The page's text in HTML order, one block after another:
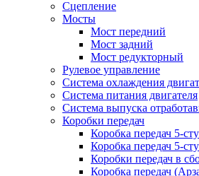
Сцепление
Мосты
Мост передний
Мост задний
Мост редукторный
Рулевое управление
Система охлаждения
Система питания двигателя
Система выпуска
Коробки передач
Коробка передач 5-
Коробка передач 5-
Коробки передач в
Коробка передач